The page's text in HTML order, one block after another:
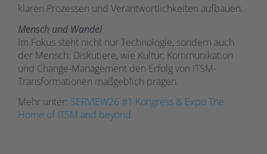
klaren Prozessen und Verantwortlichkeiten aufbauen.
Mensch und Wandel
Im Fokus steht nicht nur Technologie, sondern auch
der Mensch: Diskutiere, wie Kultur, Kommunikation
und Change-Management den Erfolg von ITSM-
Transformationen maßgeblich prägen.
Mehr unter: SERVIEW26 #1 Kongress & Expo The
Home of ITSM and beyond